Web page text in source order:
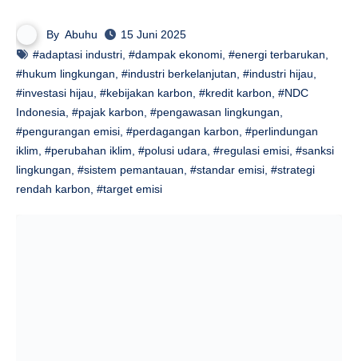
By Abuhu
15 Juni 2025
#adaptasi industri, #dampak ekonomi, #energi terbarukan,
#hukum lingkungan, #industri berkelanjutan, #industri hijau,
#investasi hijau, #kebijakan karbon, #kredit karbon, #NDC
Indonesia, #pajak karbon, #pengawasan lingkungan,
#pengurangan emisi, #perdagangan karbon, #perlindungan
iklim, #perubahan iklim, #polusi udara, #regulasi emisi, #sanksi
lingkungan, #sistem pemantauan, #standar emisi, #strategi
rendah karbon, #target emisi